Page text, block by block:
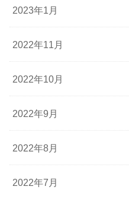
2023年1月
2022年11月
2022年10月
2022年9月
2022年8月
2022年7月